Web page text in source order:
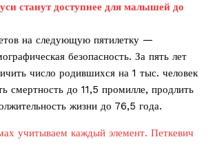
станут доступнее для малышей до
на следующую пятилетку —
безопасность. За пять лет
число родившихся на 1 тыс. человек
смертность до 11,5 промилле, продлить
жизни до 76,5 года.
учитываем каждый элемент. Петкевич